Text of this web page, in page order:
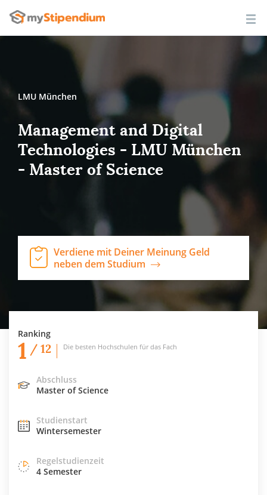
LMU München
Management and Digital
Technologies - LMU München
- Master of Science
Verdiene mit Deiner Meinung Geld
neben dem Studium
Ranking
1 / 12 Die besten Hochschulen für das Fach
Abschluss
Master of Science
Studienstart
Wintersemester
Regelstudienzeit
4 Semester